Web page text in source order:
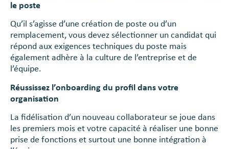
le poste
Qu’il s’agisse d’une création de poste ou d’un
remplacement, vous devez sélectionner un candidat qui
répond aux exigences techniques du poste mais
également adhère à la culture de l’entreprise et de
l’équipe.
Réussissez l’onboarding du profil dans votre
organisation
La fidélisation d’un nouveau collaborateur se joue dans
les premiers mois et votre capacité à réaliser une bonne
prise de fonctions et surtout une bonne intégration à